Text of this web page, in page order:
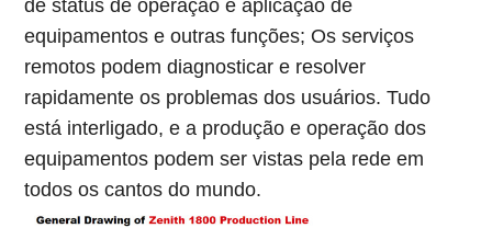
de status de operação e aplicação de
equipamentos e outras funções; Os serviços
remotos podem diagnosticar e resolver
rapidamente os problemas dos usuários. Tudo
está interligado, e a produção e operação dos
equipamentos podem ser vistas pela rede em
todos os cantos do mundo.